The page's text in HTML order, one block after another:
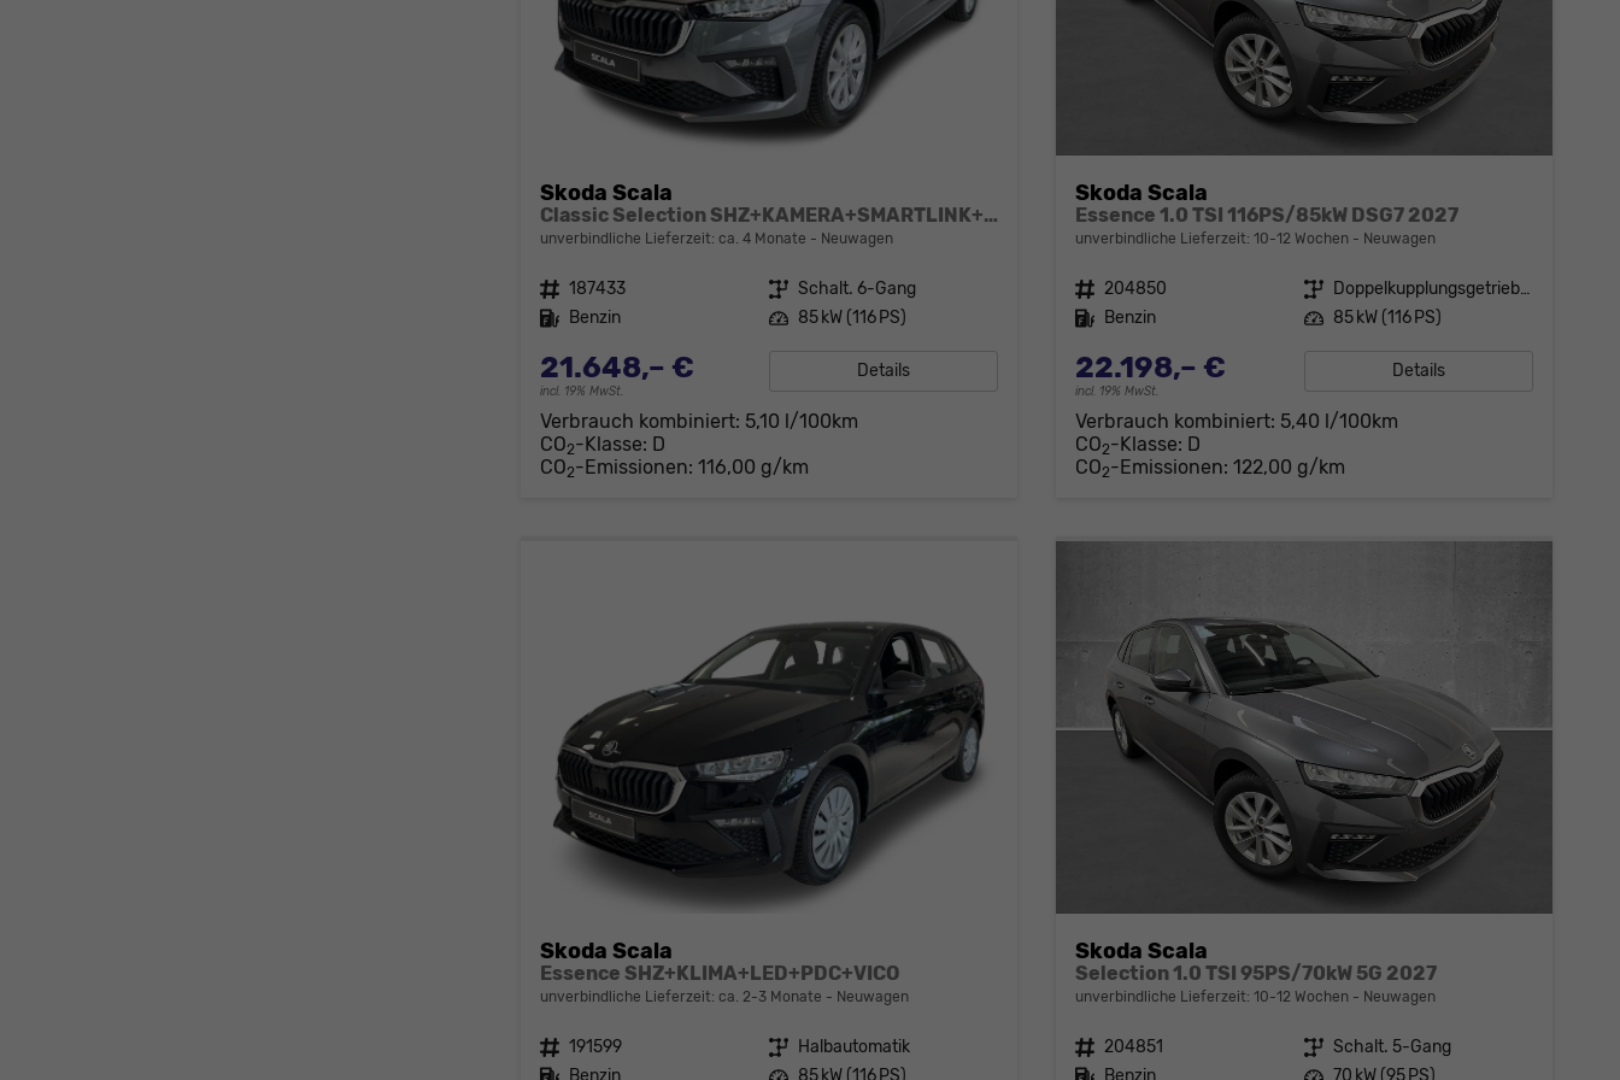
Skoda Scala
Classic Selection SHZ+KAMERA+SMARTLINK+LED+16" ALU
unverbindliche Lieferzeit: ca. 4 Monate Neuwagen
Fahrzeugnr. 187433 Getriebe Schalt. 6-Gang
Kraftstoff Benzin Leistung 85 kW (116 PS)
21.648,– €
incl. 19% MwSt.
Details
Verbrauch kombiniert: 5,10 l/100km
CO2-Klasse: D
CO2-Emissionen: 116,00 g/km
Skoda Scala
Essence 1.0 TSI 116PS/85kW DSG7 2027
unverbindliche Lieferzeit: 10-12 Wochen Neuwagen
Fahrzeugnr. 204850 Getriebe
Doppelkupplungsgetriebe (DSG)
Kraftstoff Benzin Leistung 85 kW (116 PS)
22.198,– €
incl. 19% MwSt.
Details
Verbrauch kombiniert: 5,40 l/100km
CO2-Klasse: D
CO2-Emissionen: 122,00 g/km
Skoda Scala
Essence SHZ+KLIMA+LED+PDC+VICO
unverbindliche Lieferzeit: ca. 2-3 Monate Neuwagen
Fahrzeugnr. 191599 Getriebe Halbautomatik
Skoda Scala
Selection 1.0 TSI 95PS/70kW 5G 2027
unverbindliche Lieferzeit: 10-12 Wochen Neuwagen
Fahrzeugnr. 204851 Getriebe Schalt. 5-Gang